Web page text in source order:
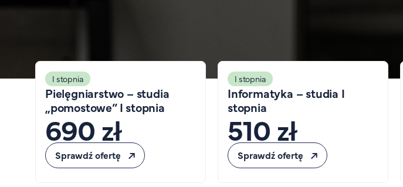
I stopnia
Pielęgniarstwo – studia
„pomostowe” I stopnia
690 zł
Sprawdź ofertę
I stopnia
Informatyka – studia I
stopnia
510 zł
Sprawdź ofertę